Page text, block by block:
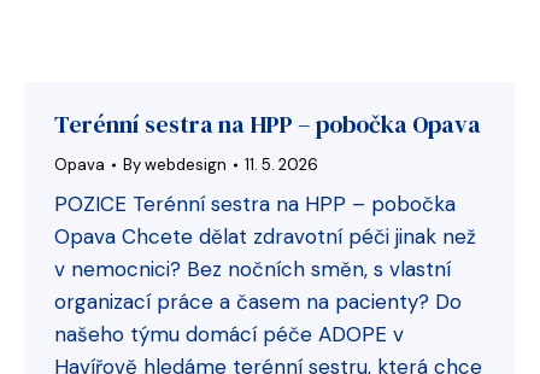
Terénní sestra na HPP – pobočka Opava
Opava Bywebdesign 11. 5. 2026
POZICE Terénní sestra na HPP – pobočka
Opava Chcete dělat zdravotní péči jinak než
v nemocnici? Bez nočních směn, s vlastní
organizací práce a časem na pacienty? Do
našeho týmu domácí péče ADOPE v
Havířově hledáme terénní sestru, která chce